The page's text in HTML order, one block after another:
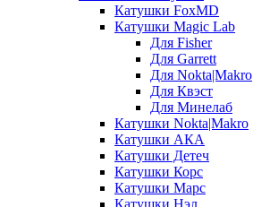
Катушки FoxMD
Катушки Magic Lab
Для Fisher
Для Garrett
Для Nokta|Makro
Для Квэст
Для Минелаб
Катушки Nokta|Makro
Катушки АКА
Катушки Детеч
Катушки Корс
Катушки Марс
Катушки Нэл